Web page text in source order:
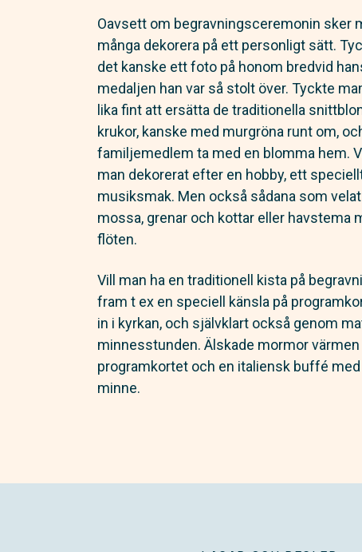
Oavsett om begravningsceremonin sker
många dekorera på ett personligt sätt.
det kanske ett foto på honom bredvid
medaljen han var så stolt över. Tyckte
lika fint att ersätta de traditionella
krukor, kanske med murgröna runt om,
familjemedlem ta med en blomma hem.
man dekorerat efter en hobby, ett
musiksmak. Men också sådana som
mossa, grenar och kottar eller havstema
flöten.
Vill man ha en traditionell kista på
fram t ex en speciell känsla på
in i kyrkan, och självklart också genom
minnesstunden. Älskade mormor
programkortet och en italiensk buffé
minne.